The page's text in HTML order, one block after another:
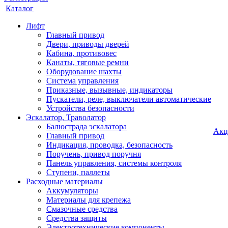
Каталог
Лифт
Главный привод
Двери, приводы дверей
Кабина, противовес
Канаты, тяговые ремни
Оборудование шахты
Система управления
Приказные, вызывные, индикаторы
Пускатели, реле, выключатели автоматические
Устройства безопасности
Эскалатор, Траволатор
Балюстрада эскалатора
Главный привод
Индикация, проводка, безопасность
Поручень, привод поручня
Панель управления, системы контроля
Ступени, паллеты
Расходные материалы
Аккумуляторы
Материалы для крепежа
Смазочные средства
Средства защиты